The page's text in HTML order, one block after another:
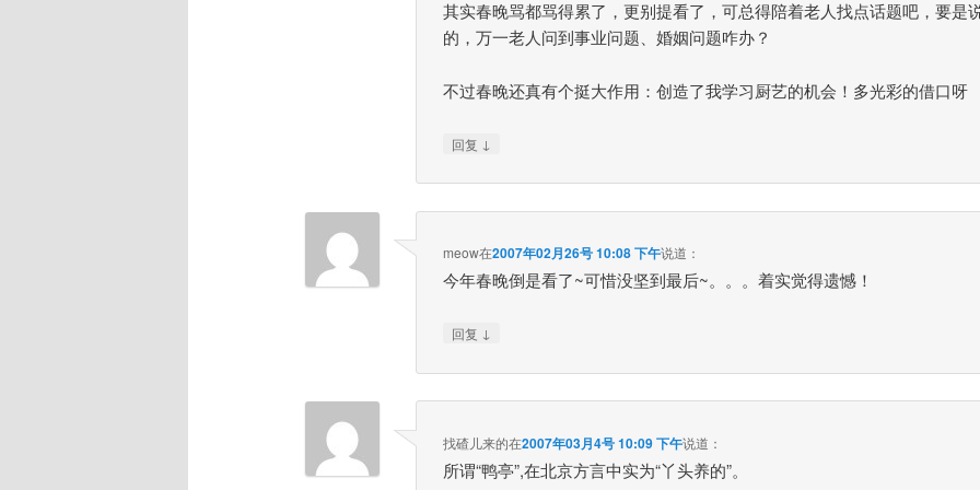
其实春晚骂都骂得累了，更别提看了，可总得陪着老人找点话题吧，要是
的，万一老人问到事业问题、婚姻问题咋办？
不过春晚还真有个挺大作用：创造了我学习厨艺的机会！多光彩的借口呀
回复 ↓
meow在2007年02月26号 10:08 下午说道：
今年春晚倒是看了~可惜没坚到最后~。。。着实觉得遗憾！
回复 ↓
找碴儿来的在2007年03月4号 10:09 下午说道：
所谓“鸭亭”,在北京方言中实为“丫头养的”。